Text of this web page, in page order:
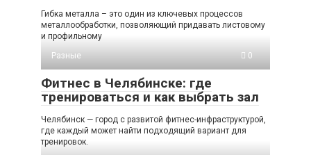
Гибка металла – это один из ключевых процессов
металлообработки, позволяющий придавать листовому
и профильному
Разные
0
Фитнес в Челябинске: где
тренироваться и как выбрать зал
Челябинск — город с развитой фитнес-инфраструктурой,
где каждый может найти подходящий вариант для
тренировок.